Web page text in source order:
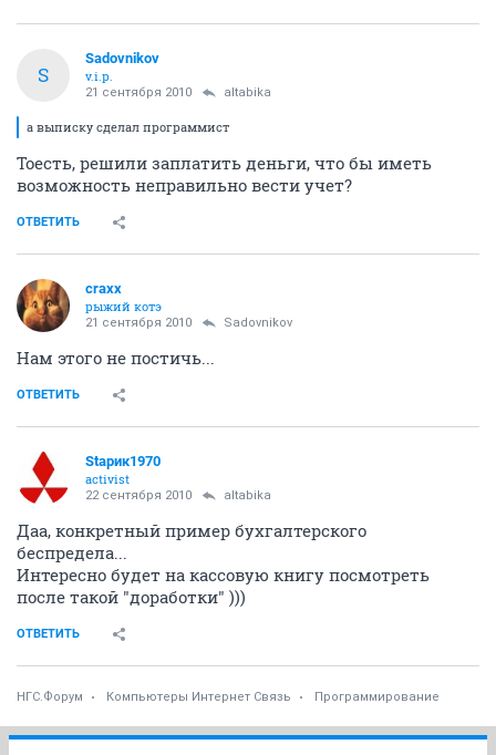
S
Sadovnikov
v.i.p.
21 сентября 2010 altabika
а выписку сделал программист
Тоесть, решили заплатить деньги, что бы иметь
возможность неправильно вести учет?
ОТВЕТИТЬ
craxx
рыжий котэ
21 сентября 2010 Sadovnikov
Нам этого не постичь...
ОТВЕТИТЬ
Stapик1970
activist
22 сентября 2010 altabika
Даа, конкретный пример бухгалтерского
беспредела...
Интересно будет на кассовую книгу посмотреть
после такой "доработки" )))
ОТВЕТИТЬ
НГС.Форум Компьютеры Интернет Связь Программирование